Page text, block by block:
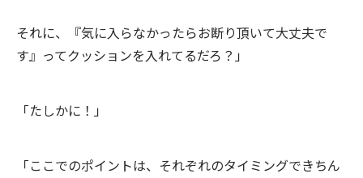
それに、『気に入らなかったらお断り頂いて大丈夫で
す』ってクッションを入れてるだろ？」
「たしかに！」
「ここでのポイントは、それぞれのタイミングできちん